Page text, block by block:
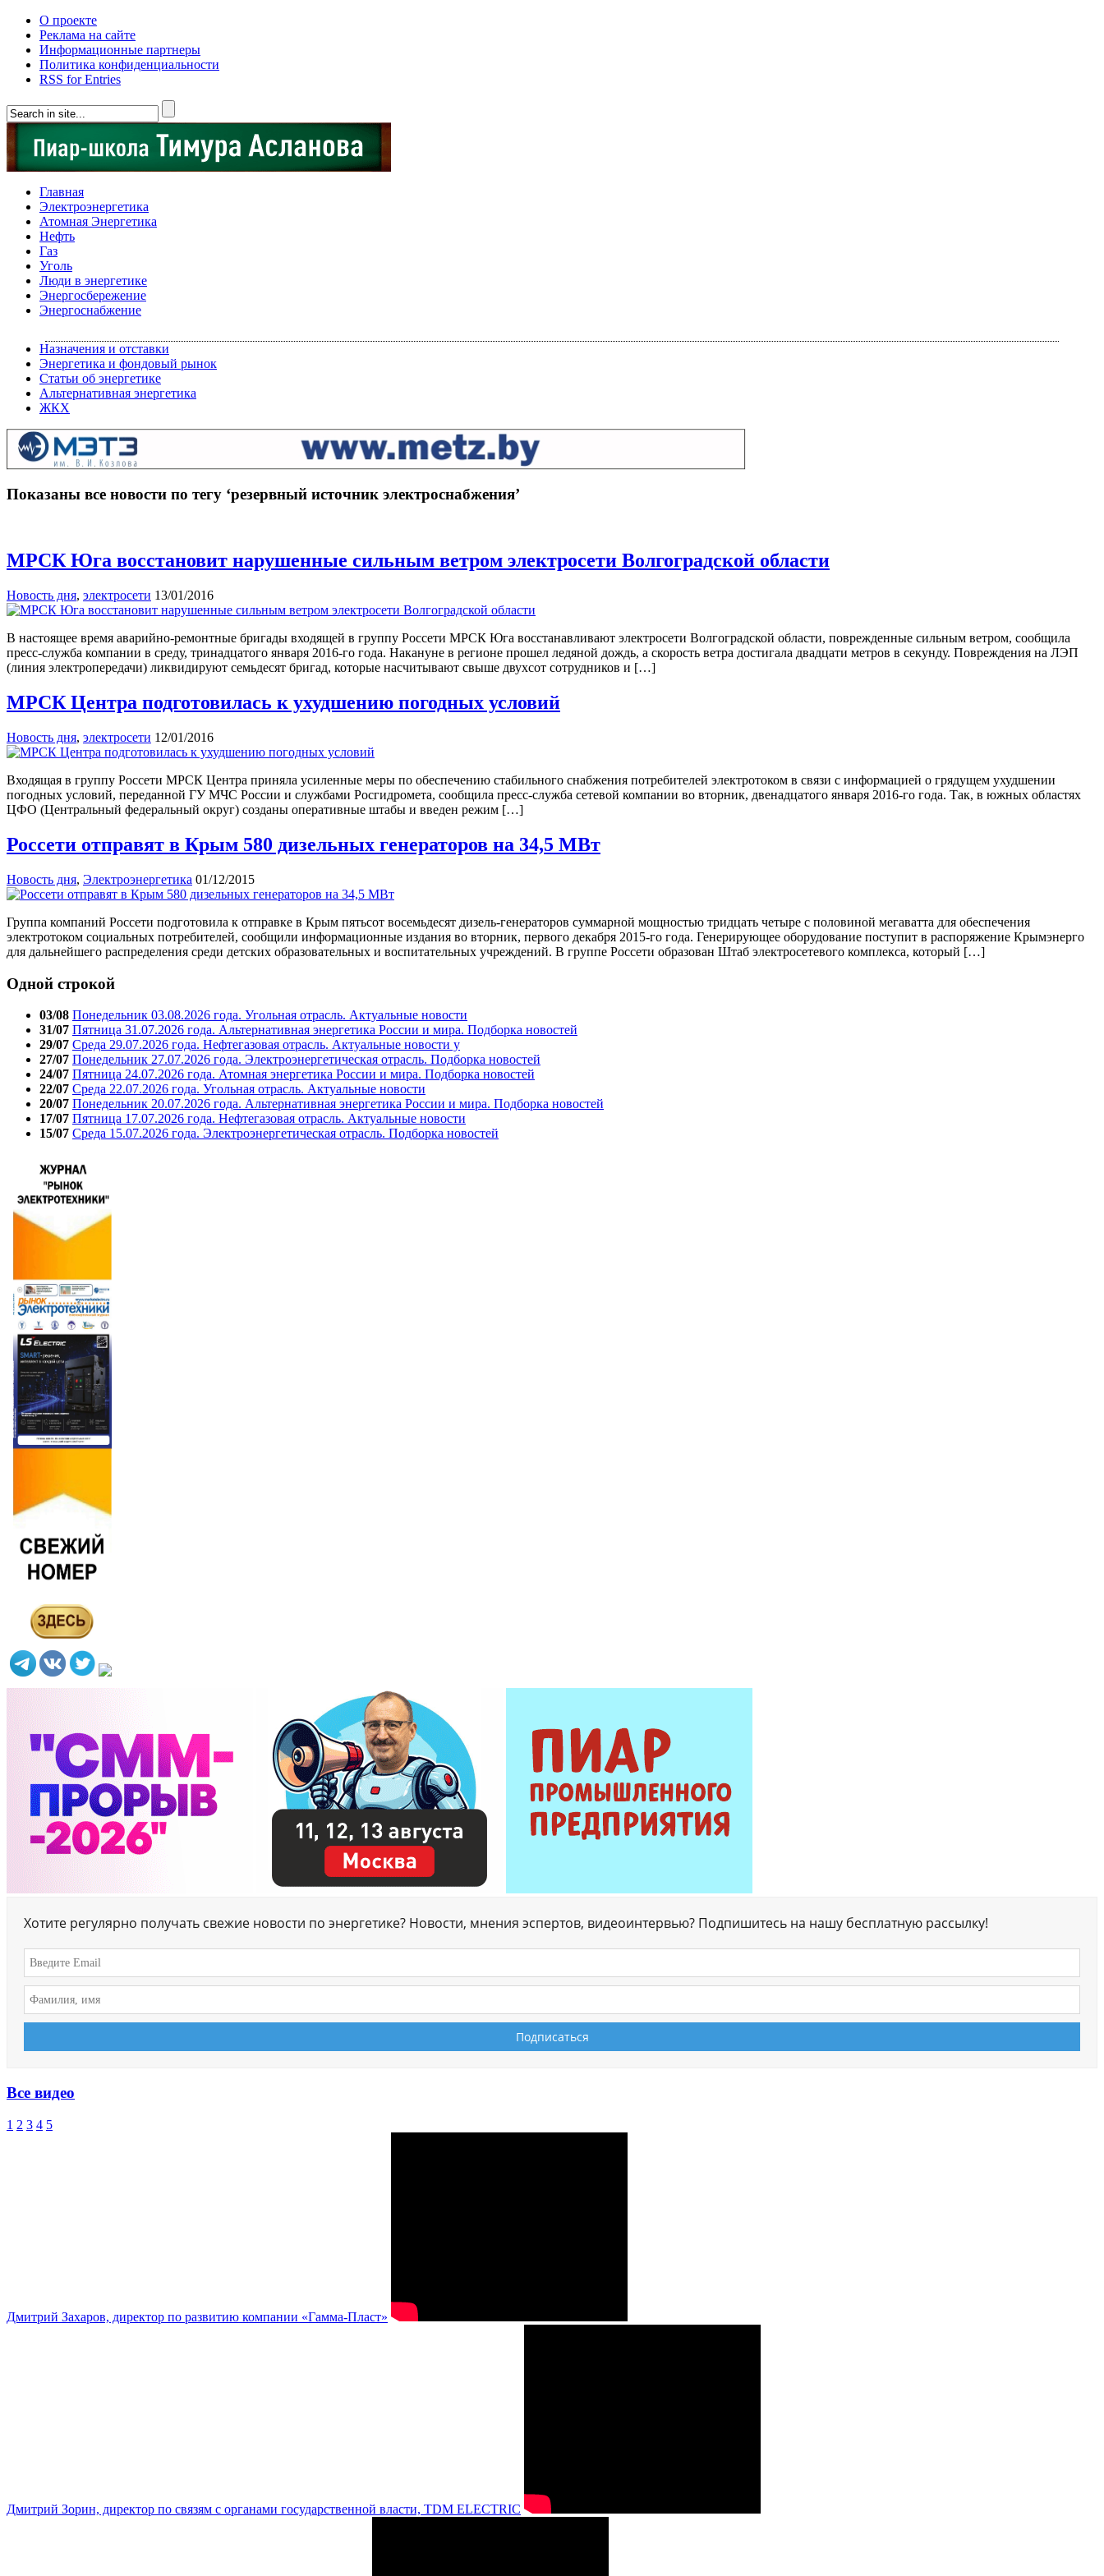
О проекте
Реклама на сайте
Информационные партнеры
Политика конфиденциальности
RSS for Entries
Главная
Электроэнергетика
Атомная Энергетика
Нефть
Газ
Уголь
Люди в энергетике
Энергосбережение
Энергоснабжение
Назначения и отставки
Энергетика и фондовый рынок
Статьи об энергетике
Альтернативная энергетика
ЖКХ
Показаны все новости по тегу ‘резервный источник электроснабжения’
МРСК Юга восстановит нарушенные сильным ветром электросети Волгоградской области
Новость дня, электросети 13/01/2016
В настоящее время аварийно-ремонтные бригады входящей в группу Россети МРСК Юга восстанавливают электросети Волгоградской области, поврежденные сильным ветром, сообщила
пресс-служба компании в среду, тринадцатого января 2016-го года. Накануне в регионе прошел ледяной дождь, а скорость ветра достигала двадцати метров в секунду. Повреждения на ЛЭП
(линия электропередачи) ликвидируют семьдесят бригад, которые насчитывают свыше двухсот сотрудников и […]
МРСК Центра подготовилась к ухудшению погодных условий
Новость дня, электросети 12/01/2016
Входящая в группу Россети МРСК Центра приняла усиленные меры по обеспечению стабильного снабжения потребителей электротоком в связи с информацией о грядущем ухудшении
погодных условий, переданной ГУ МЧС России и службами Росгидромета, сообщила пресс-служба сетевой компании во вторник, двенадцатого января 2016-го года. Так, в южных областях
ЦФО (Центральный федеральный округ) созданы оперативные штабы и введен режим […]
Россети отправят в Крым 580 дизельных генераторов на 34,5 МВт
Новость дня, Электроэнергетика 01/12/2015
Группа компаний Россети подготовила к отправке в Крым пятьсот восемьдесят дизель-генераторов суммарной мощностью тридцать четыре с половиной мегаватта для обеспечения
электротоком социальных потребителей, сообщили информационные издания во вторник, первого декабря 2015-го года. Генерирующее оборудование поступит в распоряжение Крымэнерго
для дальнейшего распределения среди детских образовательных и воспитательных учреждений. В группе Россети образован Штаб электросетевого комплекса, который […]
Одной строкой
03/08 Понедельник 03.08.2026 года. Угольная отрасль. Актуальные новости
31/07 Пятница 31.07.2026 года. Альтернативная энергетика России и мира. Подборка новостей
29/07 Среда 29.07.2026 года. Нефтегазовая отрасль. Актуальные новости у
27/07 Понедельник 27.07.2026 года. Электроэнергетическая отрасль. Подборка новостей
24/07 Пятница 24.07.2026 года. Атомная энергетика России и мира. Подборка новостей
22/07 Среда 22.07.2026 года. Угольная отрасль. Актуальные новости
20/07 Понедельник 20.07.2026 года. Альтернативная энергетика России и мира. Подборка новостей
17/07 Пятница 17.07.2026 года. Нефтегазовая отрасль. Актуальные новости
15/07 Среда 15.07.2026 года. Электроэнергетическая отрасль. Подборка новостей
Хотите регулярно получать свежие новости по энергетике? Новости, мнения эспертов, видеоинтервью? Подпишитесь на нашу бесплатную рассылку!
Все видео
1 2 3 4 5
Дмитрий Захаров, директор по развитию компании «Гамма-Пласт»
Дмитрий Зорин, директор по связям с органами государственной власти, TDM ELECTRIC